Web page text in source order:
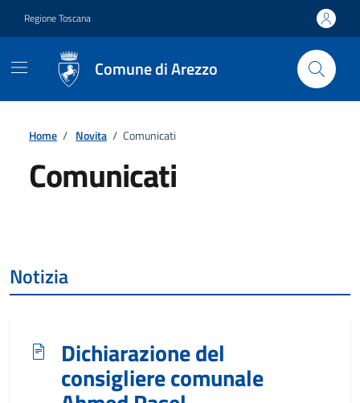
Regione Toscana
Comune di Arezzo
Home / Novita / Comunicati
Comunicati
Notizia
Dichiarazione del
consigliere comunale